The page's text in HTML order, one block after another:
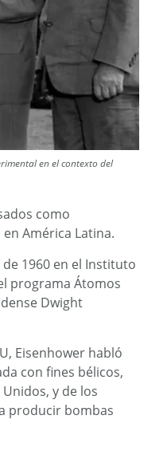
en el contexto del
como
América Latina.
1960 en el Instituto
programa Átomos
Dwight
Eisenhower habló
con fines bélicos,
y de los
producir bombas